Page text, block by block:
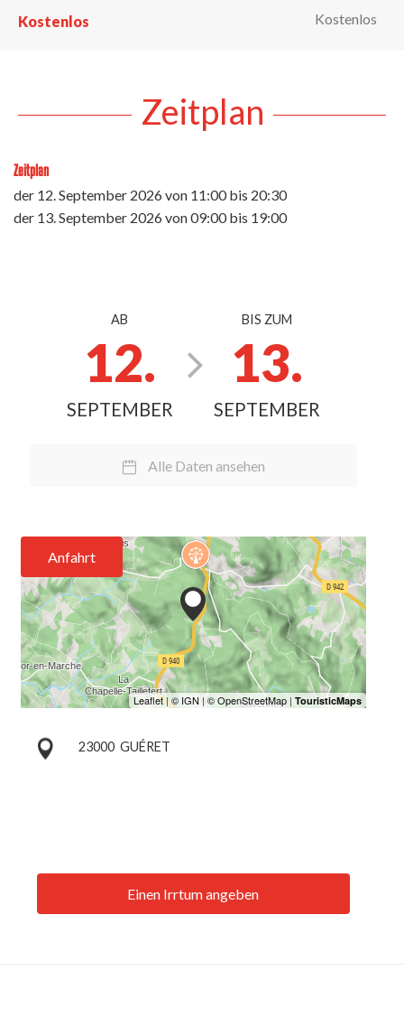
Kostenlos Kostenlos
Zeitplan
Zeitplan
der 12. September 2026von 11:00 bis 20:30
der 13. September 2026von 09:00 bis 19:00
AB
12.
SEPTEMBER
BIS ZUM
13.
SEPTEMBER
Alle Daten ansehen
Anfahrt
23000 GUÉRET
Einen Irrtum angeben